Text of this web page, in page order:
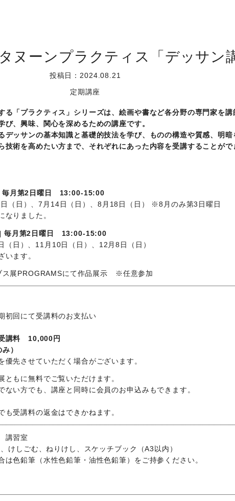
ヌーンプラクティス「デッサン
投稿日：2024.08.21
定期講座
る「プラクティス」シリーズは、絵画や書など各分野の専門家を講
、興味、関心を深めるための講座です。
デッサンの基本知識と基礎的技法を学び、ものの構造や質感、明暗
技術を高めたい方まで、それぞれにあった内容を受講することがで
毎月第2日曜日 13:00-15:00
（日）、7月14日（日）、8月18日（日） ※8月のみ第3日曜日
なりました。
毎月第2日曜日 13:00-15:00
日）、11月10日（日）、12月8日（日）
ます。
ス展PROGRAMSにて作品展示 ※任意参加
回にて受講料のお支払い
講料 10,000円
み）
先させていただく場合がございます。
ともに無料でご覧いただけます。
ない方でも、講座と同時に会員のお申込みもできます。
も受講料の返金はできかねます。
講習室
けしごむ、ねりけし、スケッチブック（A3以内）
色鉛筆（水性色鉛筆・油性色鉛筆）をご持参ください。